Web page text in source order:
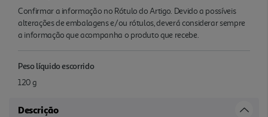
Confirmar a informação no Rótulo do Artigo. Devido a possíveis
alterações de embalagens e/ou rótulos, deverá considerar sempre
a informação que acompanha o produto que recebe.
Peso líquido escorrido
120 g
Descrição